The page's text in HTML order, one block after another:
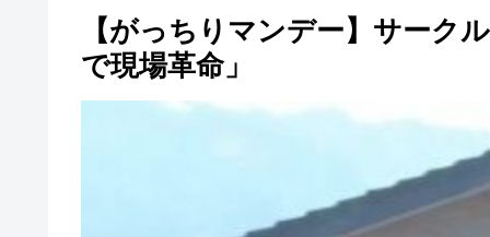
【がっちりマンデー】サーク
で現場革命」